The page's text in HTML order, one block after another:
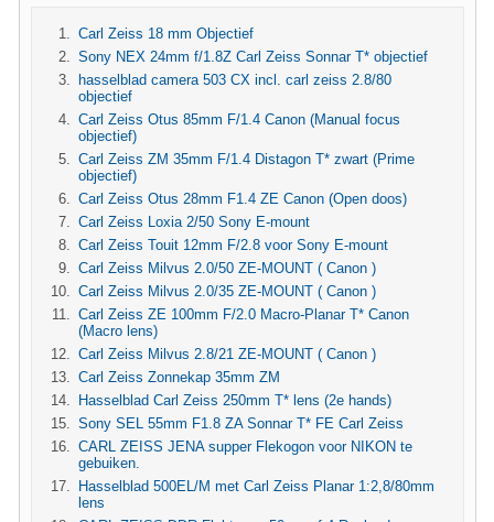
Carl Zeiss 18 mm Objectief
Sony NEX 24mm f/1.8Z Carl Zeiss Sonnar T* objectief
hasselblad camera 503 CX incl. carl zeiss 2.8/80
objectief
Carl Zeiss Otus 85mm F/1.4 Canon (Manual focus
objectief)
Carl Zeiss ZM 35mm F/1.4 Distagon T* zwart (Prime
objectief)
Carl Zeiss Otus 28mm F1.4 ZE Canon (Open doos)
Carl Zeiss Loxia 2/50 Sony E-mount
Carl Zeiss Touit 12mm F/2.8 voor Sony E-mount
Carl Zeiss Milvus 2.0/50 ZE-MOUNT ( Canon )
Carl Zeiss Milvus 2.0/35 ZE-MOUNT ( Canon )
Carl Zeiss ZE 100mm F/2.0 Macro-Planar T* Canon
(Macro lens)
Carl Zeiss Milvus 2.8/21 ZE-MOUNT ( Canon )
Carl Zeiss Zonnekap 35mm ZM
Hasselblad Carl Zeiss 250mm T* lens (2e hands)
Sony SEL 55mm F1.8 ZA Sonnar T* FE Carl Zeiss
CARL ZEISS JENA supper Flekogon voor NIKON te
gebuiken.
Hasselblad 500EL/M met Carl Zeiss Planar 1:2,8/80mm
lens